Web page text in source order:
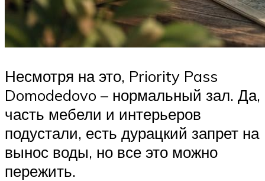
Несмотря на это, Priority Pass
Domodedovo – нормальный зал. Да,
часть мебели и интерьеров
подустали, есть дурацкий запрет на
вынос воды, но все это можно
пережить.